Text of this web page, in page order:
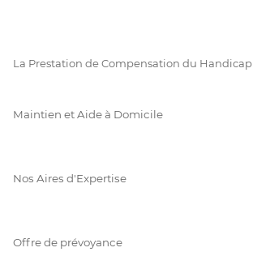
La Prestation de Compensation du Handicap
Maintien et Aide à Domicile
Nos Aires d'Expertise
Offre de prévoyance